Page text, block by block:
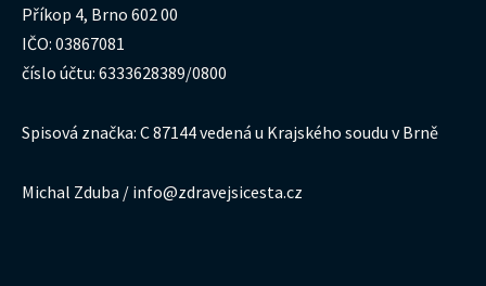
Příkop 4, Brno 602 00
IČO: 03867081
číslo účtu: 6333628389/0800
Spisová značka: C 87144 vedená u Krajského soudu v Brně
Michal Zduba / info@zdravejsicesta.cz